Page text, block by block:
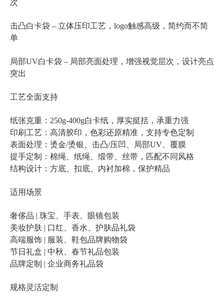
次
击凸白卡袋 – 立体压印工艺，logo触感高级，简约而不简
单
局部UV白卡袋 – 局部亮面处理，增强视觉层次，设计亮点
突出
工艺全面支持
纸张克重：250g-400g白卡纸，厚实挺括，承重力强
印刷工艺：高清胶印，色彩还原精准，支持专色定制
表面处理：烫金/烫银、击凸/压凹、局部UV、覆膜
提手定制：棉绳、纸绳、缎带、丝带，匹配不同风格
结构设计：方底、扣底、内衬加棉，保护精品
适用场景
奢侈品 | 珠宝、手表、眼镜包装
美妆护肤 | 口红、香水、护肤品礼袋
高端服饰 | 服装、鞋包品牌购物袋
节日礼盒 | 中秋、春节礼品包装
品牌定制 | 企业商务礼品袋
规格灵活定制